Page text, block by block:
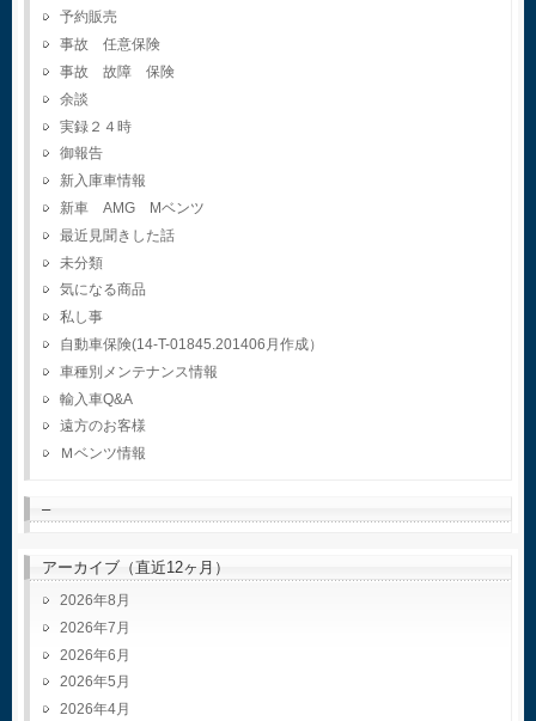
予約販売
事故 任意保険
事故 故障 保険
余談
実録２４時
御報告
新入庫車情報
新車 AMG Mベンツ
最近見聞きした話
未分類
気になる商品
私し事
自動車保険(14-T-01845.201406月作成）
車種別メンテナンス情報
輸入車Q&A
遠方のお客様
Ｍベンツ情報
–
アーカイブ（直近12ヶ月）
2026年8月
2026年7月
2026年6月
2026年5月
2026年4月